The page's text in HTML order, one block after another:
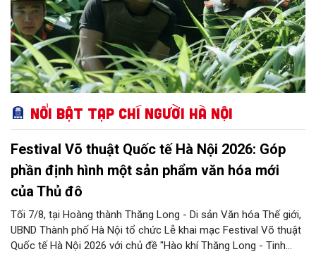
Nổi bật Tạp chí Người Hà Nội
Festival Võ thuật Quốc tế Hà Nội 2026: Góp
phần định hình một sản phẩm văn hóa mới
của Thủ đô
Tối 7/8, tại Hoàng thành Thăng Long - Di sản Văn hóa Thế giới,
UBND Thành phố Hà Nội tổ chức Lễ khai mạc Festival Võ thuật
Quốc tế Hà Nội 2026 với chủ đề "Hào khí Thăng Long - Tinh